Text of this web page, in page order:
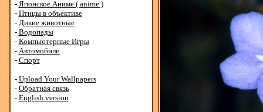
- Японское Аниме ( anime )
- Птицы в объективе
- Дикие животные
- Водопады
- Компьютерные Игры
- Автомобили
- Спорт
- Upload Your Wallpapers
- Обратная связь
- English version